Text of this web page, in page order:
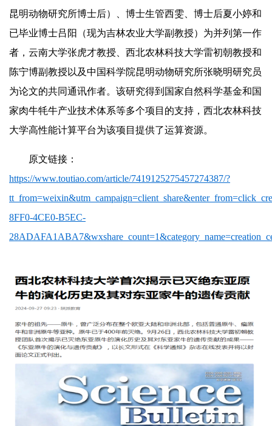
昆明动物研究所博士后）、博士生管西雯、博士后夏小婷和
已毕业博士吕阳（现为吉林农业大学副教授）为并列第一作
者，云南大学张虎才教授、西北农林科技大学雷初朝教授和
陈宁博副教授以及中国科学院昆明动物研究所张晓明研究员
为论文的共同通讯作者。该研究得到国家自然科学基金和国
家肉牛牦牛产业技术体系等多个项目的支持，西北农林科技
大学高性能计算平台为该项目提供了运算资源。
原文链接：
https://www.toutiao.com/article/7419125275457274387/?
8FF0-4CE0-B5EC-